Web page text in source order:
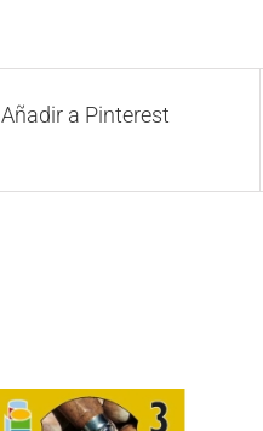
Añadir a Pinterest